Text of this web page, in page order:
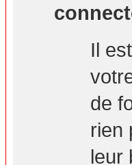
Il
de
rien
leur